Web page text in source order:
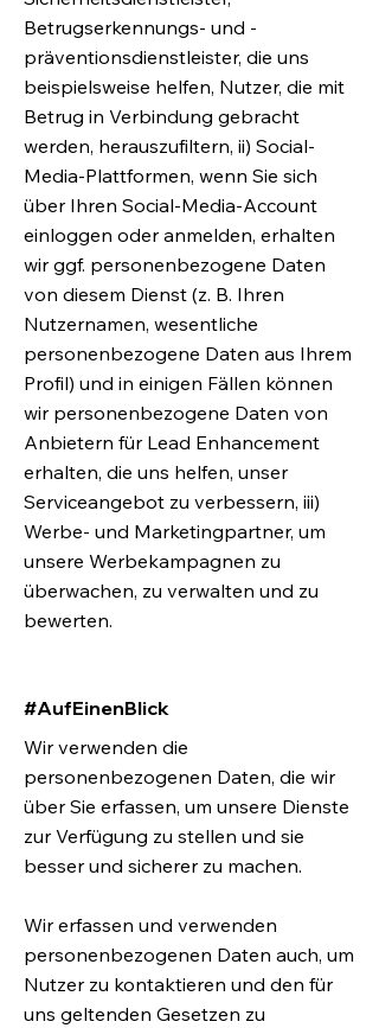
Betrugserkennungs- und -
präventionsdienstleister, die uns
beispielsweise helfen, Nutzer, die mit
Betrug in Verbindung gebracht
werden, herauszufiltern, ii) Social-
Media-Plattformen, wenn Sie sich
über Ihren Social-Media-Account
einloggen oder anmelden, erhalten
wir ggf. personenbezogene Daten
von diesem Dienst (z. B. Ihren
Nutzernamen, wesentliche
personenbezogene Daten aus Ihrem
Profil) und in einigen Fällen können
wir personenbezogene Daten von
Anbietern für Lead Enhancement
erhalten, die uns helfen, unser
Serviceangebot zu verbessern, iii)
Werbe- und Marketingpartner, um
unsere Werbekampagnen zu
überwachen, zu verwalten und zu
bewerten.
#AufEinenBlick
Wir verwenden die
personenbezogenen Daten, die wir
über Sie erfassen, um unsere Dienste
zur Verfügung zu stellen und sie
besser und sicherer zu machen.
Wir erfassen und verwenden
personenbezogenen Daten auch, um
Nutzer zu kontaktieren und den für
uns geltenden Gesetzen zu